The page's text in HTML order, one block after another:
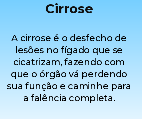
Cirrose
A cirrose é o desfecho de
lesões no fígado que se
cicatrizam, fazendo com
que o órgão vá perdendo
sua função e caminhe para
a falência completa.